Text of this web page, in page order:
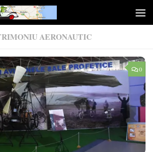
AERONAUTIC
0